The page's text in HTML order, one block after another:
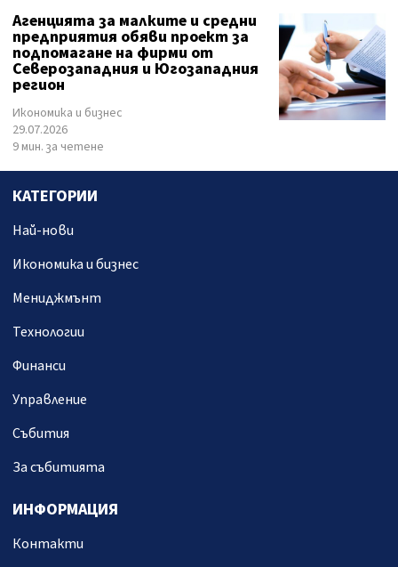
Агенцията за малките и средни
предприятия обяви проект за
подпомагане на фирми от
Северозападния и Югозападния
регион
Икономика и бизнес
29.07.2026
9 мин. за четене
КАТЕГОРИИ
Най-нови
Икономика и бизнес
Мениджмънт
Технологии
Финанси
Управление
Събития
За събитията
ИНФОРМАЦИЯ
Контакти